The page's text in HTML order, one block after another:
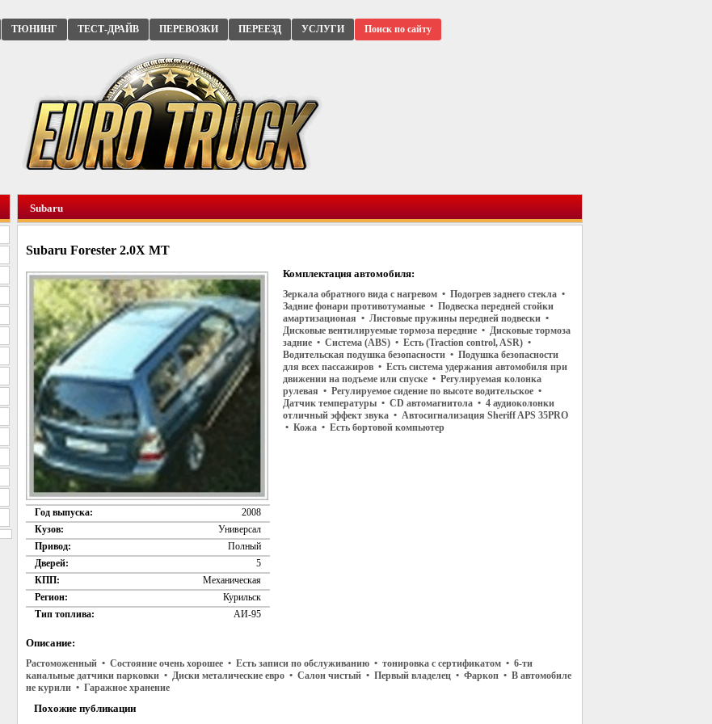
ТЮНИНГ ТЕСТ-ДРАЙВ ПЕРЕВОЗКИ ПЕРЕЕЗД УСЛУГИ Поиск по сайту
Subaru
Subaru Forester 2.0X MT
Год выпуска:
2008
Кузов:
Универсал
Привод:
Полный
Дверей:
5
КПП:
Механическая
Регион:
Курильск
Тип топлива:
АИ-95
Комплектация автомобиля:
Зеркала обратного вида с нагревом • Подогрев заднего стекла •
Задние фонари противотуманые • Подвеска передней стойки
амартизационая • Листовые пружины передней подвески •
Дисковые вентилируемые тормоза передние • Дисковые тормоза
задние • Система (ABS) • Есть (Traction control, ASR) •
Водительская подушка безопасности • Подушка безопасности
для всех пассажиров • Есть система удержания автомобиля при
движении на подъеме или спуске • Регулируемая колонка
рулевая • Регулируемое сидение по высоте водительское •
Датчик температуры • CD автомагнитола • 4 аудиоколонки
отличный эффект звука • Автосигнализация Sheriff APS 35PRO
• Кожа • Есть бортовой компьютер
Описание:
Растоможенный • Состояние очень хорошее • Есть записи по обслуживанию • тонировка с сертификатом • 6-ти
канальные датчики парковки • Диски металические евро • Салон чистый • Первый владелец • Фаркоп • В автомобиле
не курили • Гаражное хранение
Похожие публикации